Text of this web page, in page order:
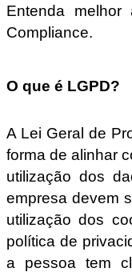
Entenda
Compliance.
O que é LGPD?
A Lei Geral de
forma de alinhar
utilização dos
empresa devem
utilização dos
política de
a pessoa tem